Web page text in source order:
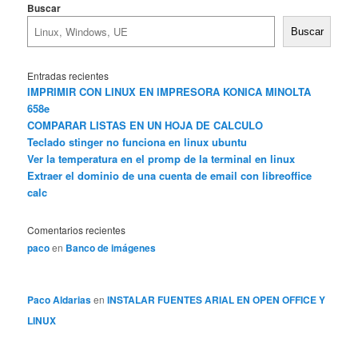
Buscar
Buscar
Entradas recientes
IMPRIMIR CON LINUX EN IMPRESORA KONICA MINOLTA
658e
COMPARAR LISTAS EN UN HOJA DE CALCULO
Teclado stinger no funciona en linux ubuntu
Ver la temperatura en el promp de la terminal en linux
Extraer el dominio de una cuenta de email con libreoffice
calc
Comentarios recientes
pacoen Banco de imágenes
Paco AldariasenINSTALAR FUENTES ARIAL EN OPEN OFFICE Y
LINUX